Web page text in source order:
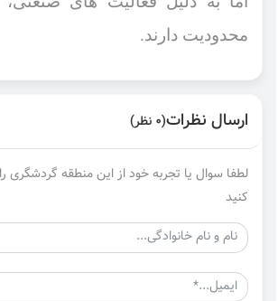
محدودیت دارند.
ارسال نظرات(0 نظر)
لطفا سوال یا تجربه خود از این منطقه گردشگری
کنید